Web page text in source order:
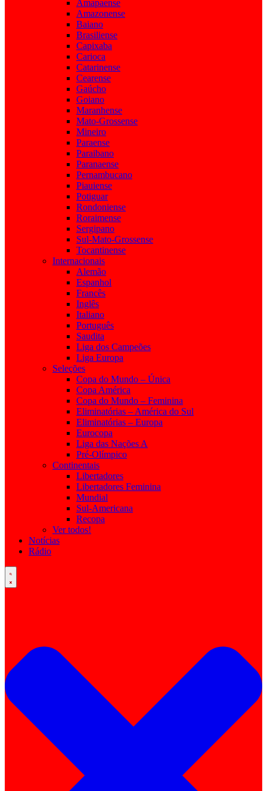
Amapaense
Amazonense
Baiano
Brasiliense
Capixaba
Carioca
Catarinense
Cearense
Gaúcho
Goiano
Maranhense
Mato-Grossense
Mineiro
Paraense
Paraibano
Paranaense
Pernambucano
Piauiense
Potiguar
Rondoniense
Roraimense
Sergipano
Sul-Mato-Grossense
Tocantinense
Internacionais
Alemão
Espanhol
Francês
Inglês
Italiano
Português
Saudita
Liga dos Campeões
Liga Europa
Seleções
Copa do Mundo – Única
Copa América
Copa do Mundo – Feminina
Eliminatórias – América do Sul
Eliminatórias – Europa
Eurocopa
Liga das Nações A
Pré-Olímpico
Continentais
Libertadores
Libertadores Feminina
Mundial
Sul-Americana
Recopa
Ver todos!
Notícias
Rádio